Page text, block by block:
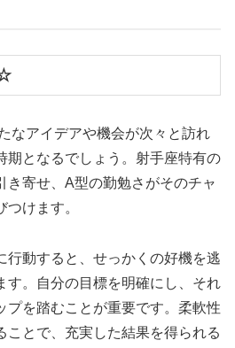
なアイデアや機会が次々と訪れ
期となるでしょう。射手座特有の
き寄せ、A型の勤勉さがそのチャ
けます。
行動すると、せっかくの好機を逃
す。自分の目標を明確にし、それ
プを踏むことが重要です。柔軟性
ことで、充実した結果を得られる